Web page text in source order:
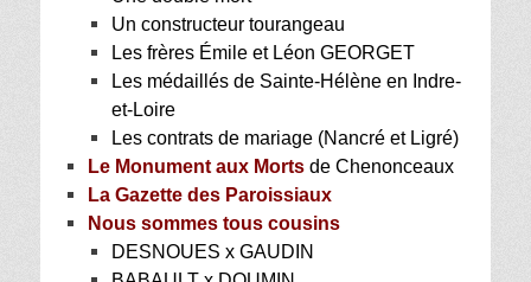
Un constructeur tourangeau
Les frères Émile et Léon GEORGET
Les médaillés de Sainte-Hélène en Indre-
et-Loire
Les contrats de mariage (Nancré et Ligré)
Le Monument aux Morts de Chenonceaux
La Gazette des Paroissiaux
Nous sommes tous cousins
DESNOUES x GAUDIN